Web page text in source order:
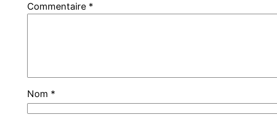
Commentaire *
Nom *